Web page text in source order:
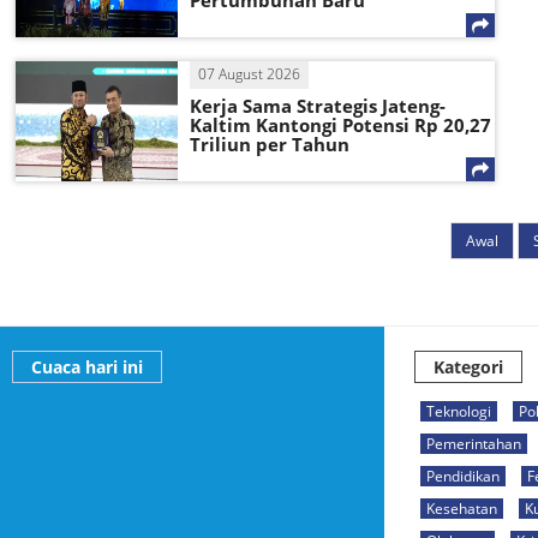
07 August 2026
Kerja Sama Strategis Jateng-
Kaltim Kantongi Potensi Rp 20,27
Triliun per Tahun
Awal
Cuaca hari ini Kategori
Teknologi
Pemerintahan
Pendidikan
Kesehatan